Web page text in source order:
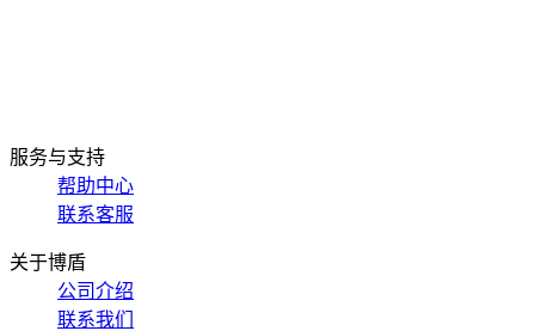
服务与支持
帮助中心
联系客服
关于博盾
公司介绍
联系我们